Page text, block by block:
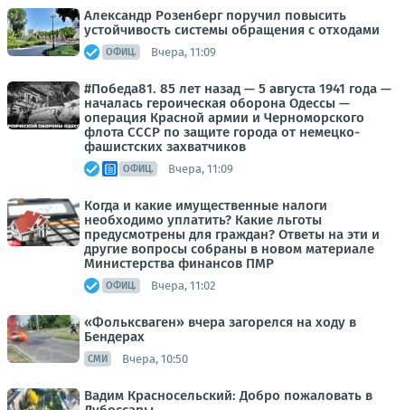
Александр Розенберг поручил повысить
устойчивость системы обращения с отходами
ОФИЦ. Вчера, 11:09
#Победа81. 85 лет назад — 5 августа 1941 года —
началась героическая оборона Одессы —
операция Красной армии и Черноморского
флота СССР по защите города от немецко-
фашистских захватчиков
ОФИЦ. Вчера, 11:09
Когда и какие имущественные налоги
необходимо уплатить? Какие льготы
предусмотрены для граждан? Ответы на эти и
другие вопросы собраны в новом материале
Министерства финансов ПМР
ОФИЦ. Вчера, 11:02
«Фольксваген» вчера загорелся на ходу в
Бендерах
СМИ Вчера, 10:50
Вадим Красносельский: Добро пожаловать в